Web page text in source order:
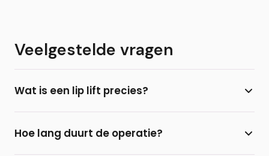
Veelgestelde vragen
Wat is een lip lift precies?
waarbij de lengte van de bovenlip wordt ingekort
Hoe lang duurt de operatie?